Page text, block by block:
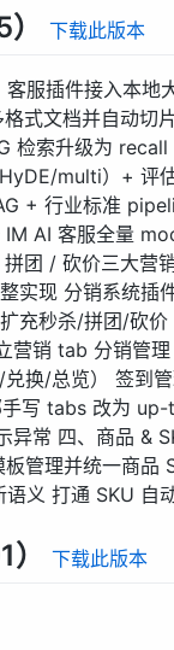
下载此版本
服插件接入本地
式文档并自动切
检索升级为
multi）+ 评
+ 行业标准
AI 客服全量
团 / 砍价三大营
实现 分销系统插
充秒杀/拼团/砍
营销 tab 分销管
换/总览） 签到
写 tabs 改为
异常 四、商品 &
管理并统一商品
义 打通 SKU 自
下载此版本